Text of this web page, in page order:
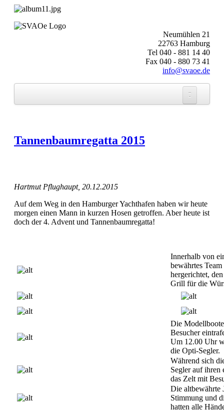
Neumühlen 21
22763 Hamburg
Tel 040 - 881 14 40
Fax 040 - 880 73 41
info@svaoe.de
SVAOe Nachrichten 2017
SVAOe Nachrichten 2017-6 November-
Tannenbaumregatta 2015
Hartmut Pflughaupt, 20.12.2015
Auf dem Weg in den Hamburger Yachthafen haben wir heute
morgen einen Mann in kurzen Hosen getroffen. Aber heute ist
doch der 4. Advent und Tannenbaumregatta!
Innerhalb von
bewährtes
hergerichtet,
Grill für die
Die Modellboote
Besucher
Um 12.00 Uhr
die Opti-Segler.
Während sich
Segler auf ihren
das Zelt mit
Die altbewährte
Stimmung und
hatten alle